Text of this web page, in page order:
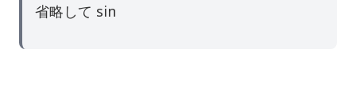
省略して sin